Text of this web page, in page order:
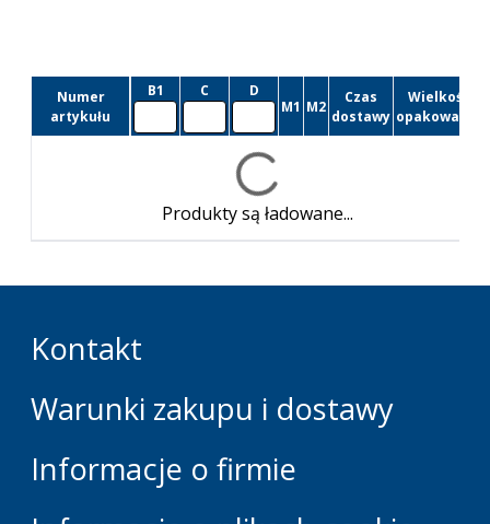
Numer
artykułu
B1 C
D
M1 M2
Czas
dostawy
Wielkość
opakowania
Produkty są ładowane...
Kontakt
Warunki zakupu i dostawy
Informacje o firmie